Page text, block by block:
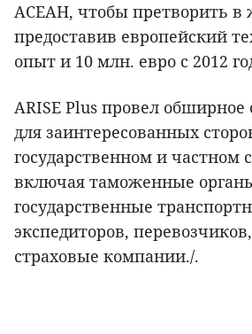
АСЕАН, чтобы претворить в
предоставив европейский
опыт и 10 млн. евро с 2012
ARISE Plus провел обширное
для заинтересованных
государственном и частном
включая таможенные
государственные
экспедиторов,
страховые компании./.